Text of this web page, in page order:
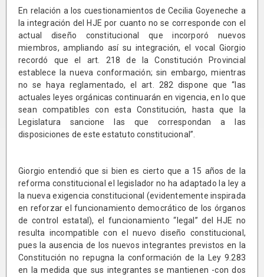
En relación a los cuestionamientos de Cecilia Goyeneche a
la integración del HJE por cuanto no se corresponde con el
actual diseño constitucional que incorporó nuevos
miembros, ampliando así su integración, el vocal Giorgio
recordó que el art. 218 de la Constitución Provincial
establece la nueva conformación; sin embargo, mientras
no se haya reglamentado, el art. 282 dispone que “las
actuales leyes orgánicas continuarán en vigencia, en lo que
sean compatibles con esta Constitución, hasta que la
Legislatura sancione las que correspondan a las
disposiciones de este estatuto constitucional”.
Giorgio entendió que si bien es cierto que a 15 años de la
reforma constitucional el legislador no ha adaptado la ley a
la nueva exigencia constitucional (evidentemente inspirada
en reforzar el funcionamiento democrático de los órganos
de control estatal), el funcionamiento “legal” del HJE no
resulta incompatible con el nuevo diseño constitucional,
pues la ausencia de los nuevos integrantes previstos en la
Constitución no repugna la conformación de la Ley 9.283
en la medida que sus integrantes se mantienen -con dos